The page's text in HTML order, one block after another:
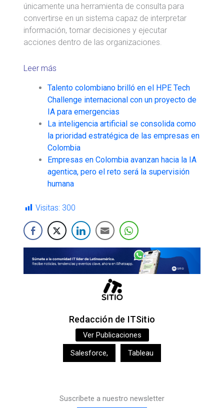
únicamente una herramienta de consulta para
convertirse en un sistema capaz de interpretar
información, tomar decisiones y ejecutar
acciones dentro de las organizaciones.
Leer más
Talento colombiano brilló en el HPE Tech
Challenge internacional con un proyecto de
IA para emergencias
La inteligencia artificial se consolida como
la prioridad estratégica de las empresas en
Colombia
Empresas en Colombia avanzan hacia la IA
agentica, pero el reto será la supervisión
humana
Visitas: 300
Redacción de ITSitio
Ver Publicaciones
Salesforce, Tableau
Suscríbete a nuestro newsletter